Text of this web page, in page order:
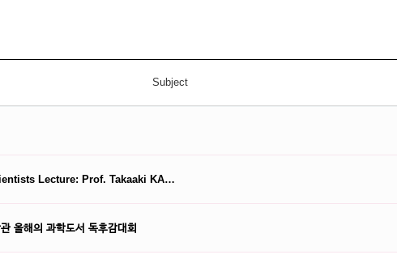
Subject
Lecture: Prof. Takaaki KA…
올해의 과학도서 독후감대회